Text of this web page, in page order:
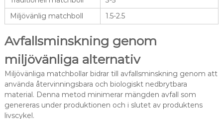
Miljövänlig matchboll
1.5-2.5
Avfallsminskning genom
miljövänliga alternativ
Miljövänliga matchbollar bidrar till avfallsminskning genom att
använda återvinningsbara och biologiskt nedbrytbara
material. Denna metod minimerar mängden avfall som
genereras under produktionen och i slutet av produktens
livscykel.